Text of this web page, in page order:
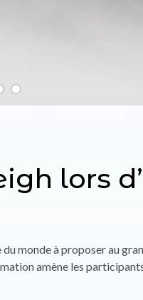
lors
monde à proposer au
amène les